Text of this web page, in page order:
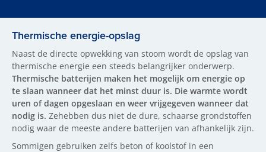
Thermische energie-opslag
Naast de directe opwekking van stoom wordt de opslag van
thermische energie een steeds belangrijker onderwerp.
Thermische batterijen maken het mogelijk om energie op
te slaan wanneer dat het minst duur is. Die warmte wordt
uren of dagen opgeslaan en weer vrijgegeven wanneer dat
nodig is. Zehebben dus niet de dure, schaarse grondstoffen
nodig waar de meeste andere batterijen van afhankelijk zijn.
Sommigen gebruiken zelfs beton of koolstof in een